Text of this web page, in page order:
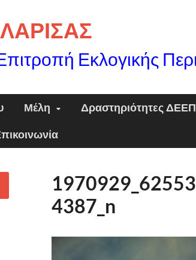
Εκλογικής
Μέλη Δραστηριότητες ΔΕΕΠ
4387_n